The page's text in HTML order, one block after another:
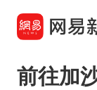
前往加